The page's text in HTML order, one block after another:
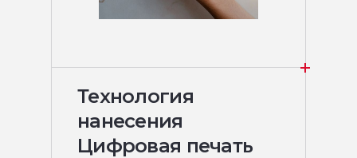
Технология
нанесения
Цифровая печать